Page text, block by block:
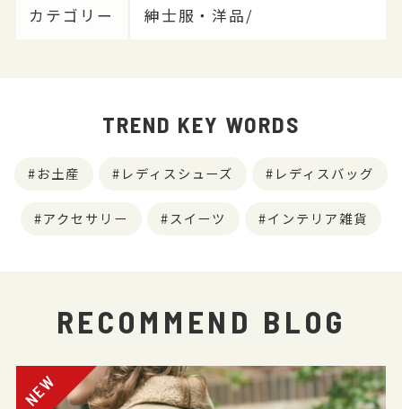
カテゴリー 紳士服・洋品/
TREND KEY WORDS
お土産 レディスシューズ レディスバッグ
アクセサリー スイーツ インテリア雑貨
RECOMMEND BLOG